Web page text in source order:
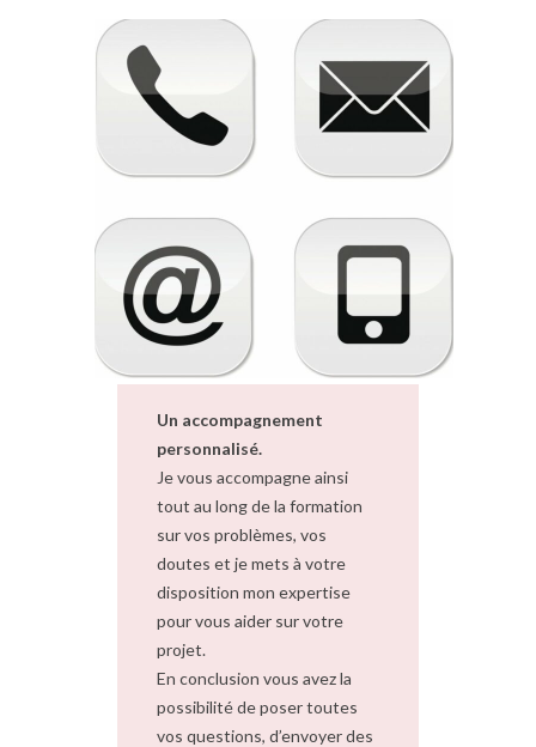
Un accompagnement
personnalisé.
Je vous accompagne ainsi
tout au long de la formation
sur vos problèmes, vos
doutes et je mets à votre
disposition mon expertise
pour vous aider sur votre
projet.
En conclusion vous avez la
possibilité de poser toutes
vos questions, d’envoyer des